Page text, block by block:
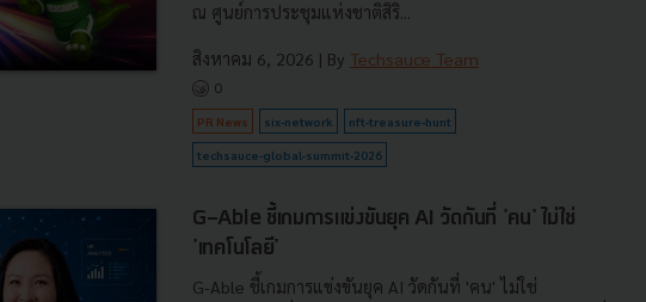
ณ ศูนย์การประชุมแห่งชาติสิริ...
สิงหาคม 6, 2026 | By Techsauce Team
0
PR News six-network nft-treasure-hunt
techsauce-global-summit-2026
G-Able ชี้เกมการแข่งขันยุค AI วัดกันที่ 'คน' ไม่ใช่
'เทคโนโลยี'
G-Able ชี้เกมการแข่งขันยุค AI วัดกันที่ 'คน' ไม่ใช่